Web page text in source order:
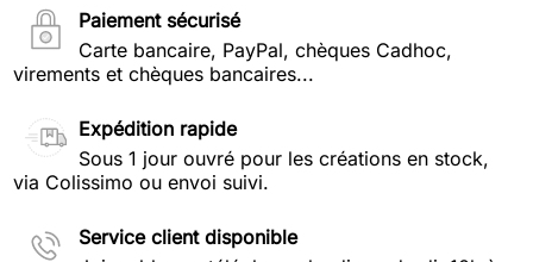
Paiement sécurisé
Carte bancaire, PayPal, chèques Cadhoc,
virements et chèques bancaires...
Expédition rapide
Sous 1 jour ouvré pour les créations en stock,
via Colissimo ou envoi suivi.
Service client disponible